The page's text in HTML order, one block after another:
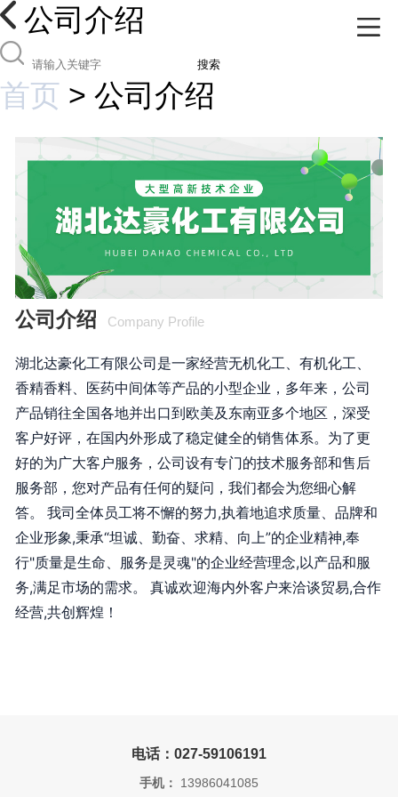
公司介绍
搜索
首页 > 公司介绍
公司介绍 Company Profile
湖北达豪化工有限公司是一家经营无机化工、有机化工、
香精香料、医药中间体等产品的小型企业，多年来，公司
产品销往全国各地并出口到欧美及东南亚多个地区，深受
客户好评，在国内外形成了稳定健全的销售体系。为了更
好的为广大客户服务，公司设有专门的技术服务部和售后
服务部，您对产品有任何的疑问，我们都会为您细心解
答。 我司全体员工将不懈的努力,执着地追求质量、品牌和
企业形象,秉承“坦诚、勤奋、求精、向上”的企业精神,奉
行"质量是生命、服务是灵魂"的企业经营理念,以产品和服
务,满足市场的需求。 真诚欢迎海内外客户来洽谈贸易,合作
经营,共创辉煌！
电话：027-59106191
手机： 13986041085